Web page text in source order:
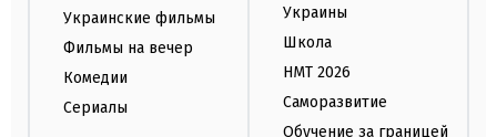
Украинские фильмы
Фильмы на вечер
Комедии
Сериалы
Украины
Школа
НМТ 2026
Саморазвитие
Обучение за границей